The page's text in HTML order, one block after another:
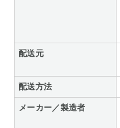
配送元
配送方法
メーカー／製造者